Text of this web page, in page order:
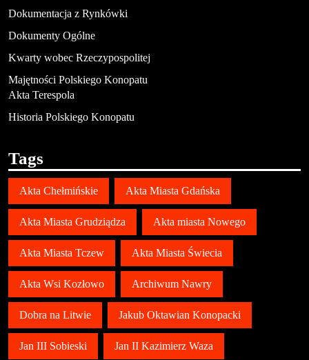
Dokumentacja z Rynkówki
Dokumenty Ogólne
Kwarty wobec Rzeczypospolitej
Majętności Polskiego Konopatu
Akta Terespola
Historia Polskiego Konopatu
Tags
Akta Chełmińskie Akta Miasta Gdańska
Akta Miasta Grudziądza Akta miasta Nowego
Akta Miasta Tczew Akta Miasta Świecia
Akta Wsi Kozłowo Archiwum Nawry
Dobra na Litwie Jakub Oktawian Konopacki
Jan III Sobieski Jan II Kazimierz Waza